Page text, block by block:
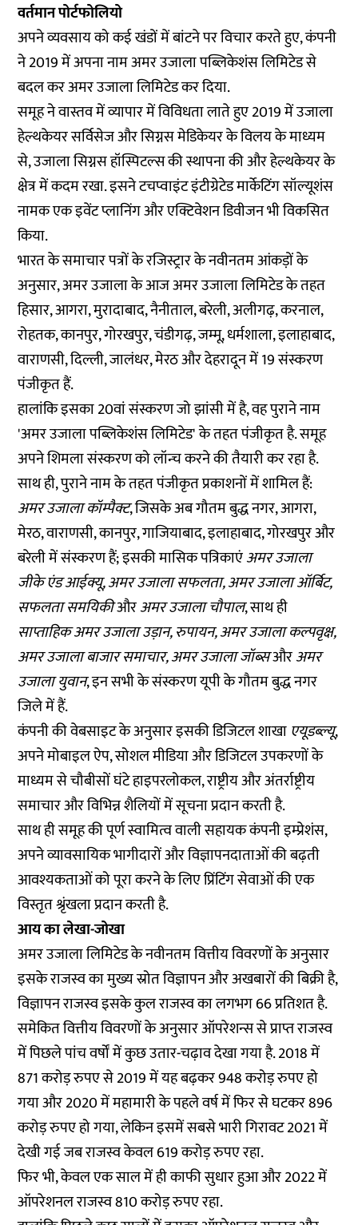
वर्तमान पोर्टफोलियो
अपने व्यवसाय को कई खंडों में बांटने पर विचार करते हुए, कंपनी
ने 2019 में अपना नाम अमर उजाला पब्लिकेशंस लिमिटेड से
बदल कर अमर उजाला लिमिटेड कर दिया.
समूह ने वास्तव में व्यापार में विविधता लाते हुए 2019 में उजाला
हेल्थकेयर सर्विसेज और सिग्नस मेडिकेयर के विलय के माध्यम
से, उजाला सिग्नस हॉस्पिटल्स की स्थापना की और हेल्थकेयर के
क्षेत्र में कदम रखा. इसने टचप्वाइंट इंटीग्रेटेड मार्केटिंग सॉल्यूशंस
नामक एक इवेंट प्लानिंग और एक्टिवेशन डिवीजन भी विकसित
किया.
भारत के समाचार पत्रों के रजिस्ट्रार के नवीनतम आंकड़ों के
अनुसार, अमर उजाला के आज अमर उजाला लिमिटेड के तहत
हिसार, आगरा, मुरादाबाद, नैनीताल, बरेली, अलीगढ़, करनाल,
रोहतक, कानपुर, गोरखपुर, चंडीगढ़, जम्मू, धर्मशाला, इलाहाबाद,
वाराणसी, दिल्ली, जालंधर, मेरठ और देहरादून में 19 संस्करण
पंजीकृत हैं.
हालांकि इसका 20वां संस्करण जो झांसी में है, वह पुराने नाम
'अमर उजाला पब्लिकेशंस लिमिटेड' के तहत पंजीकृत है. समूह
अपने शिमला संस्करण को लॉन्च करने की तैयारी कर रहा है.
साथ ही, पुराने नाम के तहत पंजीकृत प्रकाशनों में शामिल हैं:
अमर उजाला कॉम्पैक्ट, जिसके अब गौतम बुद्ध नगर, आगरा,
मेरठ, वाराणसी, कानपुर, गाजियाबाद, इलाहाबाद, गोरखपुर और
बरेली में संस्करण हैं; इसकी मासिक पत्रिकाएंअमर उजाला
जीके एंड आईक्यू, अमर उजाला सफलता, अमर उजाला ऑर्बिट,
सफलता समयिकीऔरअमर उजाला चौपाल, साथ ही
साप्ताहिक अमर उजाला उड़ान, रुपायन, अमर उजाला कल्पवृक्ष,
अमर उजाला बाजार समाचार, अमर उजाला जॉब्सऔरअमर
उजाला युवान, इन सभी के संस्करण यूपी के गौतम बुद्ध नगर
जिले में हैं.
कंपनी की वेबसाइट के अनुसार इसकी डिजिटल शाखाएयूडब्ल्यू,
अपने मोबाइल ऐप, सोशल मीडिया और डिजिटल उपकरणों के
माध्यम से चौबीसों घंटे हाइपरलोकल, राष्ट्रीय और अंतर्राष्ट्रीय
समाचार और विभिन्न शैलियों में सूचना प्रदान करती है.
साथ ही समूह की पूर्ण स्वामित्व वाली सहायक कंपनी इम्प्रेशंस,
अपने व्यावसायिक भागीदारों और विज्ञापनदाताओं की बढ़ती
आवश्यकताओं को पूरा करने के लिए प्रिंटिंग सेवाओं की एक
विस्तृत श्रृंखला प्रदान करती है.
आय का लेखा-जोखा
अमर उजाला लिमिटेड के नवीनतम वित्तीय विवरणों के अनुसार
इसके राजस्व का मुख्य स्रोत विज्ञापन और अखबारों की बिक्री है,
विज्ञापन राजस्व इसके कुल राजस्व का लगभग 66 प्रतिशत है.
समेकित वित्तीय विवरणों के अनुसार ऑपरेशन्स से प्राप्त राजस्व
में पिछले पांच वर्षों में कुछ उतार-चढ़ाव देखा गया है. 2018 में
871 करोड़ रुपए से 2019 में यह बढ़कर 948 करोड़ रुपए हो
गया और 2020 में महामारी के पहले वर्ष में फिर से घटकर 896
करोड़ रुपए हो गया, लेकिन इसमें सबसे भारी गिरावट 2021 में
देखी गई जब राजस्व केवल 619 करोड़ रुपए रहा.
फिर भी, केवल एक साल में ही काफी सुधार हुआ और 2022 में
ऑपरेशनल राजस्व 810 करोड़ रुपए रहा.